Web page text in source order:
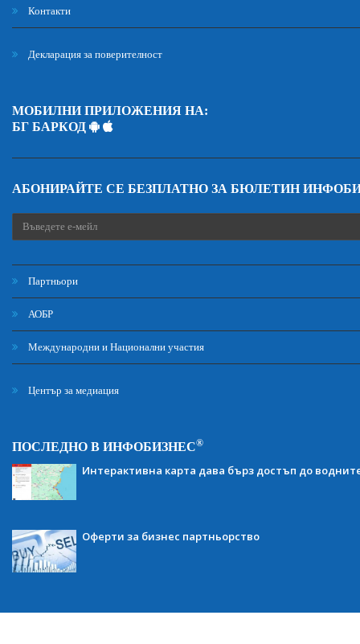
Контакти
Декларация за поверителност
МОБИЛНИ ПРИЛОЖЕНИЯ НА:
БГ БАРКОД
АБОНИРАЙТЕ СЕ БЕЗПЛАТНО ЗА БЮЛЕТИН
Партньори
АОБР
Международни и Национални участия
Център за медиация
ПОСЛЕДНО В ИНФОБИЗНЕС®
Интерактивна карта дава бърз достъп до
Оферти за бизнес партньорство